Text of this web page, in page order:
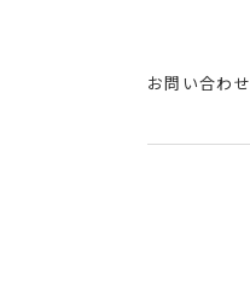
お問い合わせ